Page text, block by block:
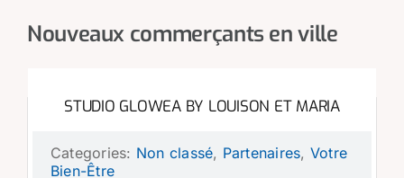
Nouveaux commerçants en ville
STUDIO GLOWEA BY LOUISON ET MARIA
Categories: Non classé, Partenaires, Votre
Bien-Être